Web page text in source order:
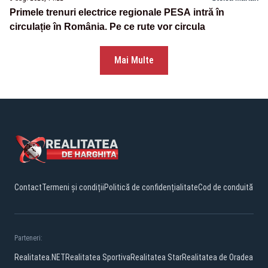
Primele trenuri electrice regionale PESA intră în
circulație în România. Pe ce rute vor circula
Mai Multe
ContactTermeni și condițiiPolitică de confidențialitateCod de conduită
Parteneri:
Realitatea.NETRealitatea SportivaRealitatea StarRealitatea de Oradea